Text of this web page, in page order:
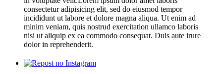
consectetur adipisicing elit, sed do eiusmod tempor
incididunt ut labore et dolore magna aliqua. Ut enim ad
minim veniam, quis nostrud exercitation ullamco laboris
nisi ut aliquip ex ea commodo consequat. Duis aute irure
dolor in reprehenderit.